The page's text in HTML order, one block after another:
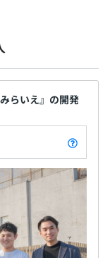
らいえ』の開発